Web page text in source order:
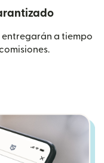
entregarán a tiempo